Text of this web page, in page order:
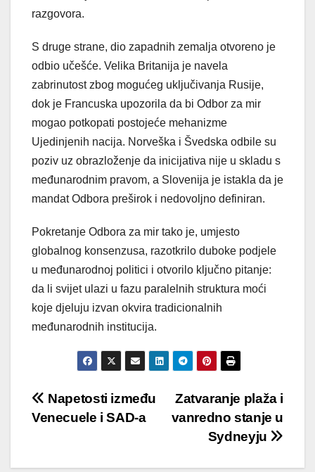
razgovora.
S druge strane, dio zapadnih zemalja otvoreno je
odbio učešće. Velika Britanija je navela
zabrinutost zbog mogućeg uključivanja Rusije,
dok je Francuska upozorila da bi Odbor za mir
mogao potkopati postojeće mehanizme
Ujedinjenih nacija. Norveška i Švedska odbile su
poziv uz obrazloženje da inicijativa nije u skladu s
međunarodnim pravom, a Slovenija je istakla da je
mandat Odbora preširok i nedovoljno definiran.
Pokretanje Odbora za mir tako je, umjesto
globalnog konsenzusa, razotkrilo duboke podjele
u međunarodnoj politici i otvorilo ključno pitanje:
da li svijet ulazi u fazu paralelnih struktura moći
koje djeluju izvan okvira tradicionalnih
međunarodnih institucija.
Post
Zatvaranje plaža i
vanredno stanje u
Sydneyju
Napetosti između
Venecuele i SAD-a